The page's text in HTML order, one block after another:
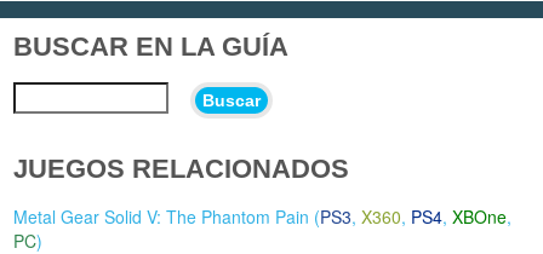
BUSCAR EN LA GUÍA
Buscar
JUEGOS RELACIONADOS
Metal Gear Solid V: The Phantom Pain (PS3,X360, PS4,XBOne,
PC)